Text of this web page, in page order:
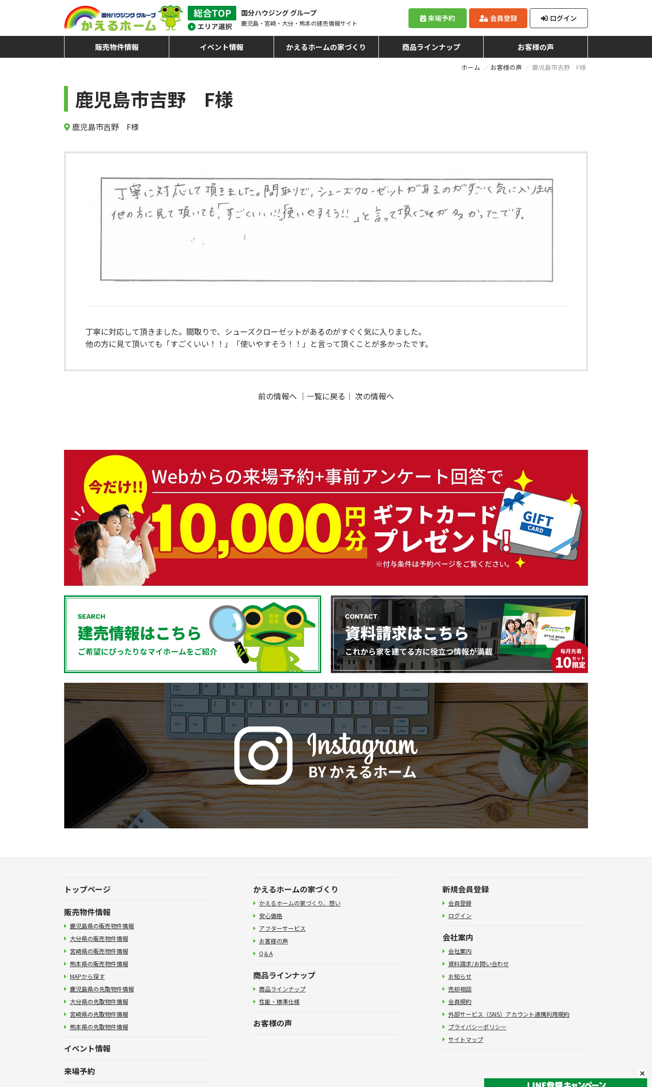
国分ハウジング グループ
鹿児島・宮崎・大分・熊本の建売情報サイト
来場予約 会員登録 ログイン
販売物件情報 イベント情報 かえるホームの家づくり 商品ラインナップ お客様の声
ホーム お客様の声 鹿児島市吉野 F様
鹿児島市吉野 F様
鹿児島市吉野 F様
丁寧に対応して頂きました。間取りで、シューズクローゼットがあるのがすぐく気に入りました。
他の方に見て頂いても「すごくいい！！」「使いやすそう！！」と言って頂くことが多かったです。
前の情報へ ｜ 一覧に戻る ｜ 次の情報へ
トップページ
販売物件情報
鹿児島県の販売物件情報
大分県の販売物件情報
宮崎県の販売物件情報
熊本県の販売物件情報
MAPから探す
鹿児島県の先取物件情報
大分県の先取物件情報
宮崎県の先取物件情報
熊本県の先取物件情報
イベント情報
来場予約
かえるホームの家づくり
かえるホームの家づくり、想い
安心価格
アフターサービス
お客様の声
Q＆A
商品ラインナップ
商品ラインナップ
性能・標準仕様
お客様の声
新規会員登録
会員登録
ログイン
会社案内
会社案内
資料請求/お問い合わせ
お知らせ
売却相談
会員規約
外部サービス（SNS）アカウント連携利用規約
プライバシーポリシー
サイトマップ